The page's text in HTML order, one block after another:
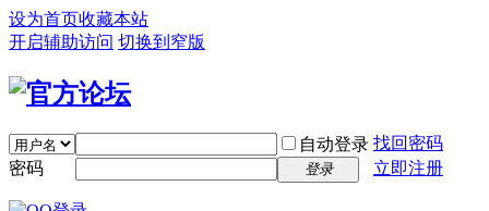
设为首页收藏本站
开启辅助访问 切换到窄版
自动登录 找回密码
密码
登录 立即注册